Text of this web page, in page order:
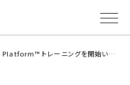
Google 社公認 Google Cloud Platform™ トレーニングを開始いたしました